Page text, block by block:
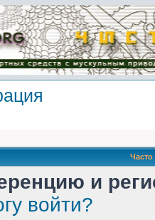
и
войти?